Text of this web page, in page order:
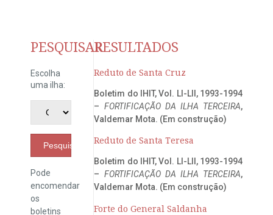
PESQUISAR
Escolha
uma ilha:
Pesquisar
Pode
encomendar
os
boletins
RESULTADOS
Reduto de Santa Cruz
Boletim do IHIT, Vol. LI-LII, 1993-1994
– FORTIFICAÇÃO DA ILHA TERCEIRA,
Valdemar Mota. (Em construção)
Reduto de Santa Teresa
Boletim do IHIT, Vol. LI-LII, 1993-1994
– FORTIFICAÇÃO DA ILHA TERCEIRA,
Valdemar Mota. (Em construção)
Forte do General Saldanha